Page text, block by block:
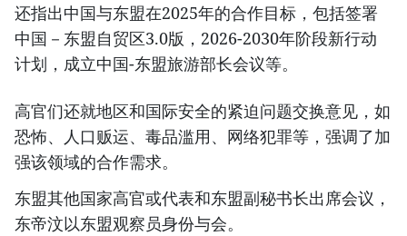
还指出中国与东盟在2025年的合作目标，包括签署
中国－东盟自贸区3.0版，2026-2030年阶段新行动
计划，成立中国-东盟旅游部长会议等。
高官们还就地区和国际安全的紧迫问题交换意见，如
恐怖、人口贩运、毒品滥用、网络犯罪等，强调了加
强该领域的合作需求。
东盟其他国家高官或代表和东盟副秘书长出席会议，
东帝汶以东盟观察员身份与会。